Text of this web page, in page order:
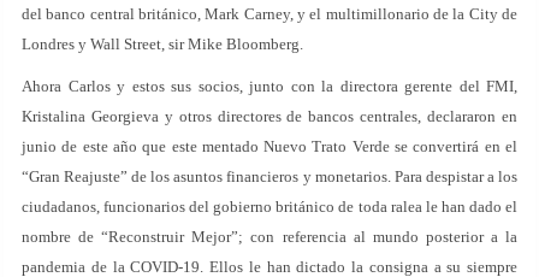
del banco central británico, Mark Carney, y el multimillonario de la City de
Londres y Wall Street, sir Mike Bloomberg.
Ahora Carlos y estos sus socios, junto con la directora gerente del FMI,
Kristalina Georgieva y otros directores de bancos centrales, declararon en
junio de este año que este mentado Nuevo Trato Verde se convertirá en el
“Gran Reajuste” de los asuntos financieros y monetarios. Para despistar a los
ciudadanos, funcionarios del gobierno británico de toda ralea le han dado el
nombre de “Reconstruir Mejor”; con referencia al mundo posterior a la
pandemia de la COVID-19. Ellos le han dictado la consigna a su siempre